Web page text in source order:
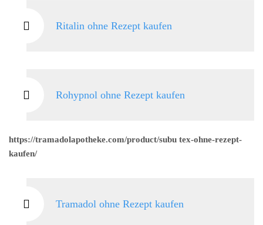
Ritalin ohne Rezept kaufen
Rohypnol ohne Rezept kaufen
https://tramadolapotheke.com/product/subu tex-ohne-rezept-
kaufen/
Tramadol ohne Rezept kaufen